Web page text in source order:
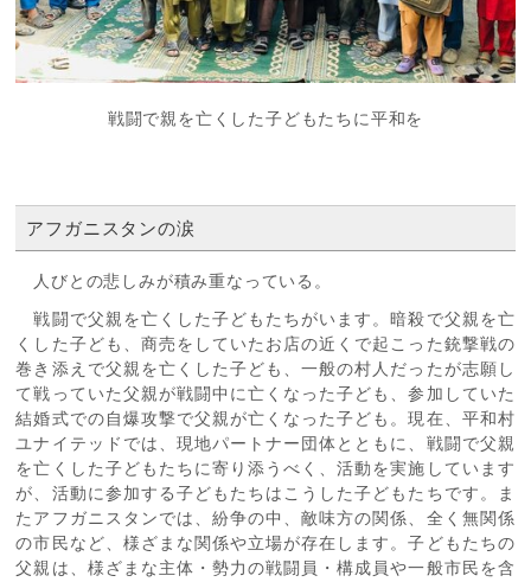
戦闘で親を亡くした子どもたちに平和を
アフガニスタンの涙
人びとの悲しみが積み重なっている。
戦闘で父親を亡くした子どもたちがいます。暗殺で父親を亡
くした子ども、商売をしていたお店の近くで起こった銃撃戦の
巻き添えで父親を亡くした子ども、一般の村人だったが志願し
て戦っていた父親が戦闘中に亡くなった子ども、参加していた
結婚式での自爆攻撃で父親が亡くなった子ども。現在、平和村
ユナイテッドでは、現地パートナー団体とともに、戦闘で父親
を亡くした子どもたちに寄り添うべく、活動を実施しています
が、活動に参加する子どもたちはこうした子どもたちです。ま
たアフガニスタンでは、紛争の中、敵味方の関係、全く無関係
の市民など、様ざまな関係や立場が存在します。子どもたちの
父親は、様ざまな主体・勢力の戦闘員・構成員や一般市民を含